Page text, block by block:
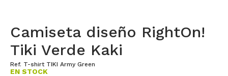
Camiseta diseño RightOn!
Tiki Verde Kaki
Ref. T-shirt TIKI Army Green
EN STOCK